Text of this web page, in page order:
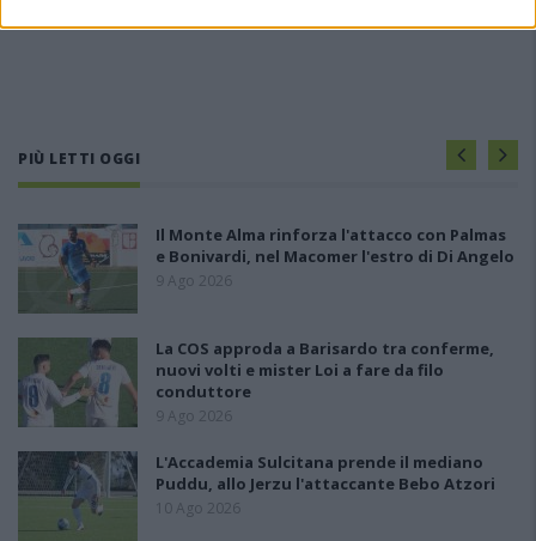
PIÙ LETTI OGGI
Il Monte Alma rinforza l'attacco con Palmas
e Bonivardi, nel Macomer l'estro di Di Angelo
9 Ago 2026
La COS approda a Barisardo tra conferme,
nuovi volti e mister Loi a fare da filo
conduttore
9 Ago 2026
L'Accademia Sulcitana prende il mediano
Puddu, allo Jerzu l'attaccante Bebo Atzori
10 Ago 2026